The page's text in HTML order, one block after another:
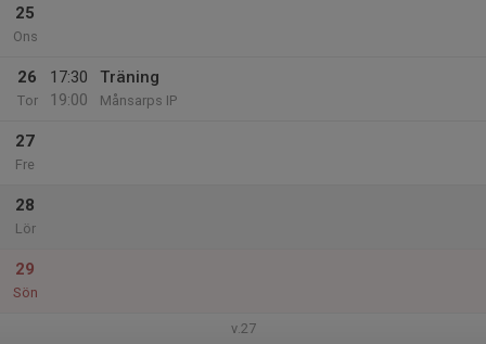
25
Ons
26
Tor
17:30
19:00
Träning
Månsarps IP
27
Fre
28
Lör
29
Sön
v.27